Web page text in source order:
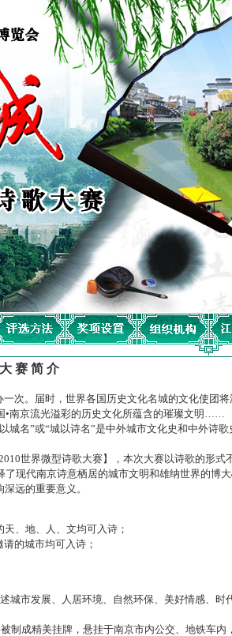
大 赛 简 介
次。届时，世界各国历史文化名城的文化使团
•南京流光溢彩的历史文化所蕴含的璀璨文明……
名”或“城以诗名”是中外城市文化史和中外诗歌
世界微型诗歌大赛】，本次大赛以诗歌的形式
了现代南京诗意栖居的城市文明和雄纳世界的博
远的重要意义。
、地、人、文均可入诗；
的城市均可入诗；
城市发展、人居环境、自然环保、美好情感、时
制成精美挂牌，悬挂于南京市内公交、地铁车内